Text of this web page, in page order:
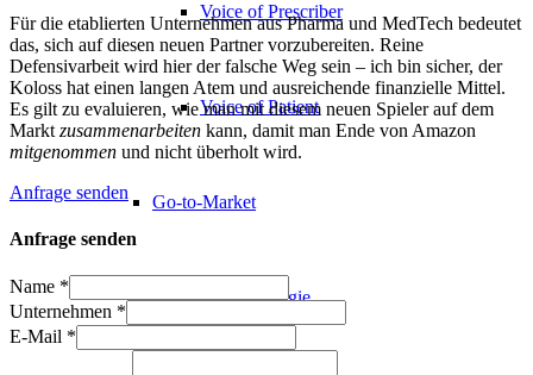
Voice of Prescriber
Voice of Patient
Go-to-Market
Sales-Strategie
Für die etablierten Unternehmen aus Pharma und MedTech bedeutet
das, sich auf diesen neuen Partner vorzubereiten. Reine
Defensivarbeit wird hier der falsche Weg sein – ich bin sicher, der
Koloss hat einen langen Atem und ausreichende finanzielle Mittel.
Es gilt zu evaluieren, wie man mit diesem neuen Spieler auf dem
Markt zusammenarbeiten kann, damit man Ende von Amazon
mitgenommen und nicht überholt wird.
Anfrage senden
Anfrage senden
Name *
Unternehmen *
E-Mail *